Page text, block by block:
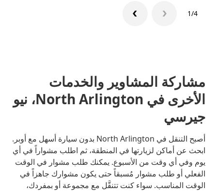
1/4
مشاركة المشاوير والخدمات
الأخرى في North Arlington، نيو
جيرسي
أصبح التنقل في North Arlington بدون سيارة أسهل مع أوبر.
ابحث عن أماكن لزيارتها في المنطقة، ثم اطلب مشواراً في أي
يوم وفي أي وقت من الأسبوع. يمكنك طلب مشوار في الوقت
الفعلي أو طلب مشوار مُسبقاً حتى يكون مشوارك جاهزاً في
الوقت المناسب. سواء كنت تتنقَّل مع مجموعة أو بمفردك،